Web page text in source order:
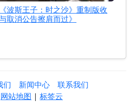
波斯王子：时之沙》重制版收
取消公告擦肩而过》
们 新闻中心
联系我们
网站地图 | 标签云